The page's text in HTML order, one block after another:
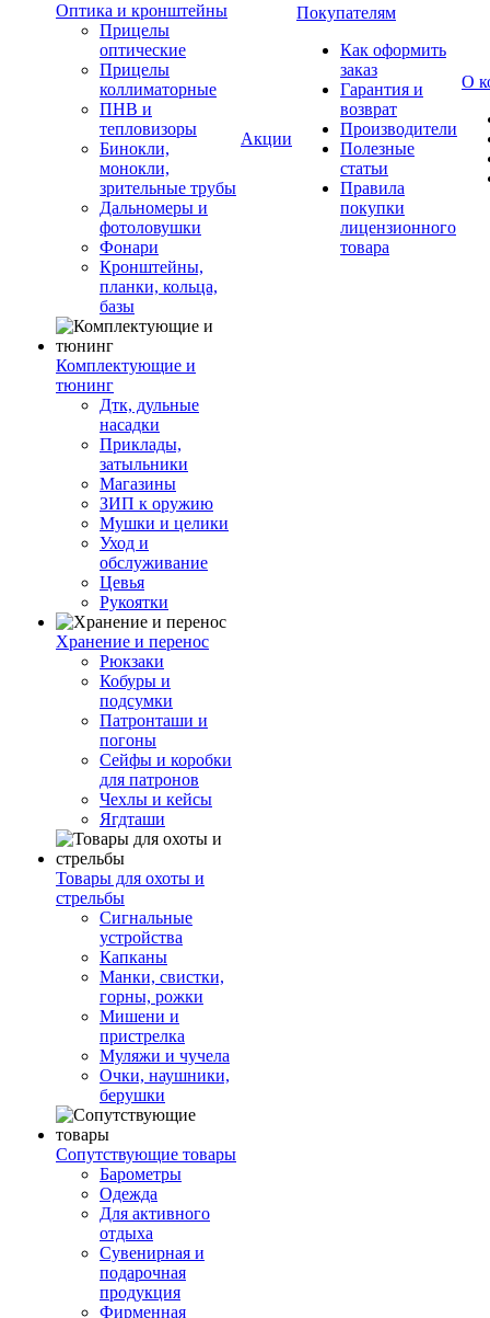
Оптика и кронштейны
Прицелы
оптические
Прицелы
коллиматорные
ПНВ и
тепловизоры
Бинокли,
монокли,
зрительные трубы
Дальномеры и
фотоловушки
Фонари
Кронштейны,
планки, кольца,
базы
Комплектующие и
тюнинг
Дтк, дульные
насадки
Приклады,
затыльники
Магазины
ЗИП к оружию
Мушки и целики
Уход и
обслуживание
Цевья
Рукоятки
Хранение и перенос
Рюкзаки
Кобуры и
подсумки
Патронташи и
погоны
Сейфы и коробки
для патронов
Чехлы и кейсы
Ягдташи
Товары для охоты и
стрельбы
Сигнальные
устройства
Капканы
Манки, свистки,
горны, рожки
Мишени и
пристрелка
Муляжи и чучела
Очки, наушники,
берушки
Сопутствующие товары
Барометры
Одежда
Для активного
отдыха
Сувенирная и
подарочная
продукция
Фирменная
Акции
Покупателям
Как оформить
заказ
Гарантия и
возврат
Производители
Полезные
статьи
Правила
покупки
лицензионного
товара
О